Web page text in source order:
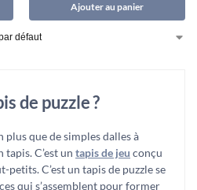
Ajouter au panier
de puzzle ?
plus que de simples dalles à
C’est un tapis de jeu conçu
C’est un tapis de puzzle se
qui s’assemblent pour former